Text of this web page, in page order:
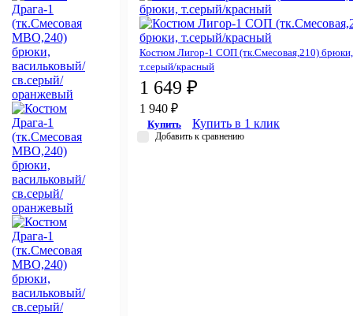
Костюм Лигор-1 СОП (тк.Смесовая,210) брюки,
т.серый/красный
1 649 ₽
1 940 ₽
Купить Купить в 1 клик
Добавить к сравнению